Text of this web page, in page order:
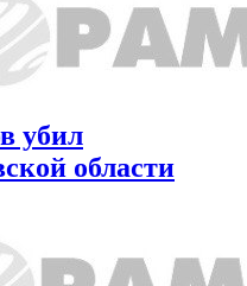
убил
области